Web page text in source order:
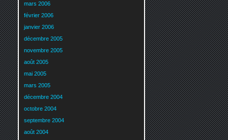
mars 2006
février 2006
janvier 2006
décembre 2005
novembre 2005
août 2005
mai 2005
mars 2005
décembre 2004
octobre 2004
septembre 2004
août 2004